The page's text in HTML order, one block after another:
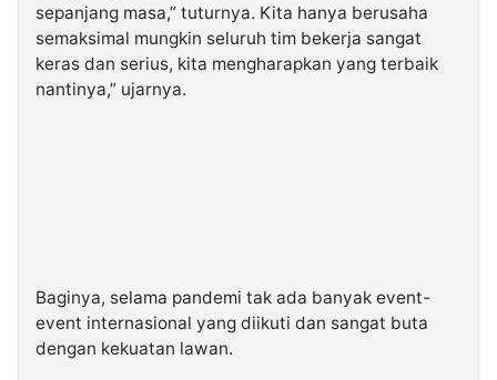
sepanjang masa,” tuturnya. Kita hanya berusaha
semaksimal mungkin seluruh tim bekerja sangat
keras dan serius, kita mengharapkan yang terbaik
nantinya,” ujarnya.
Baginya, selama pandemi tak ada banyak event-
event internasional yang diikuti dan sangat buta
dengan kekuatan lawan.